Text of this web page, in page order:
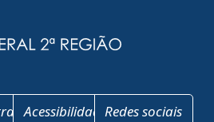
AcessibilidadeRedes sociais